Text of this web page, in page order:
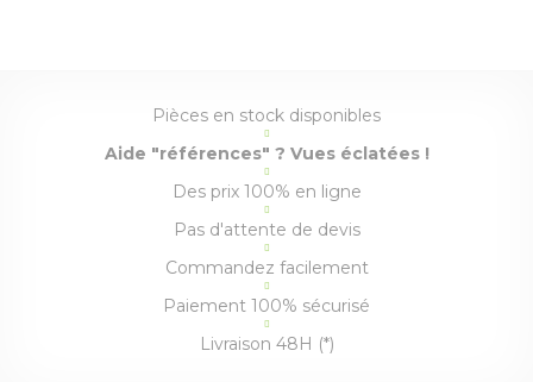
Pièces en stock disponibles
Aide "références" ? Vues éclatées !
Des prix 100% en ligne
Pas d'attente de devis
Commandez facilement
Paiement 100% sécurisé
Livraison 48H (*)